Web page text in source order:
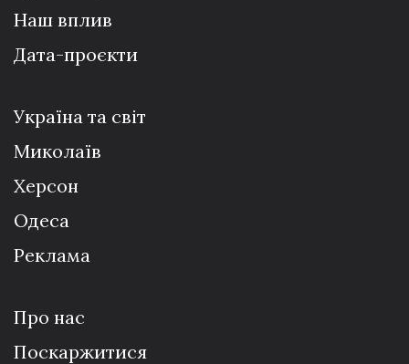
Наш вплив
Дата-проєкти
Україна та світ
Миколаїв
Херсон
Одеса
Реклама
Про нас
Поскаржитися